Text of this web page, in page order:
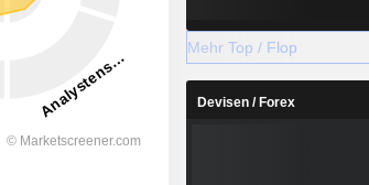
Mehr Top / Flop
Devisen / Forex